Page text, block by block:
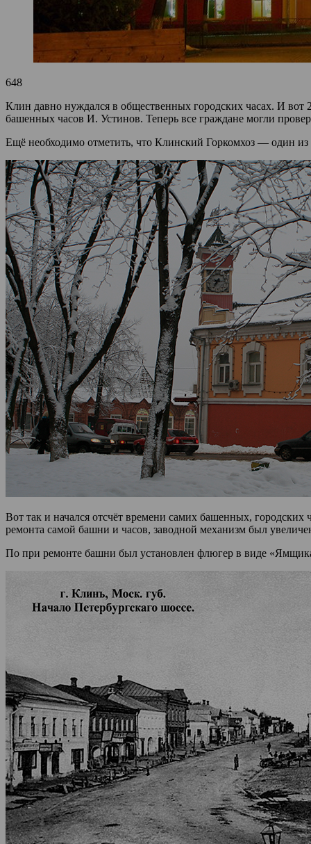
648
Клин давно нуждался в общественных городских часах. И
башенных часов И. Устинов. Теперь все граждане могли
Ещё необходимо отметить, что Клинский Горкомхоз — один
Вот так и начался отсчёт времени самих башенных,
ремонта самой башни и часов, заводной механизм был
По при ремонте башни был установлен флюгер в виде